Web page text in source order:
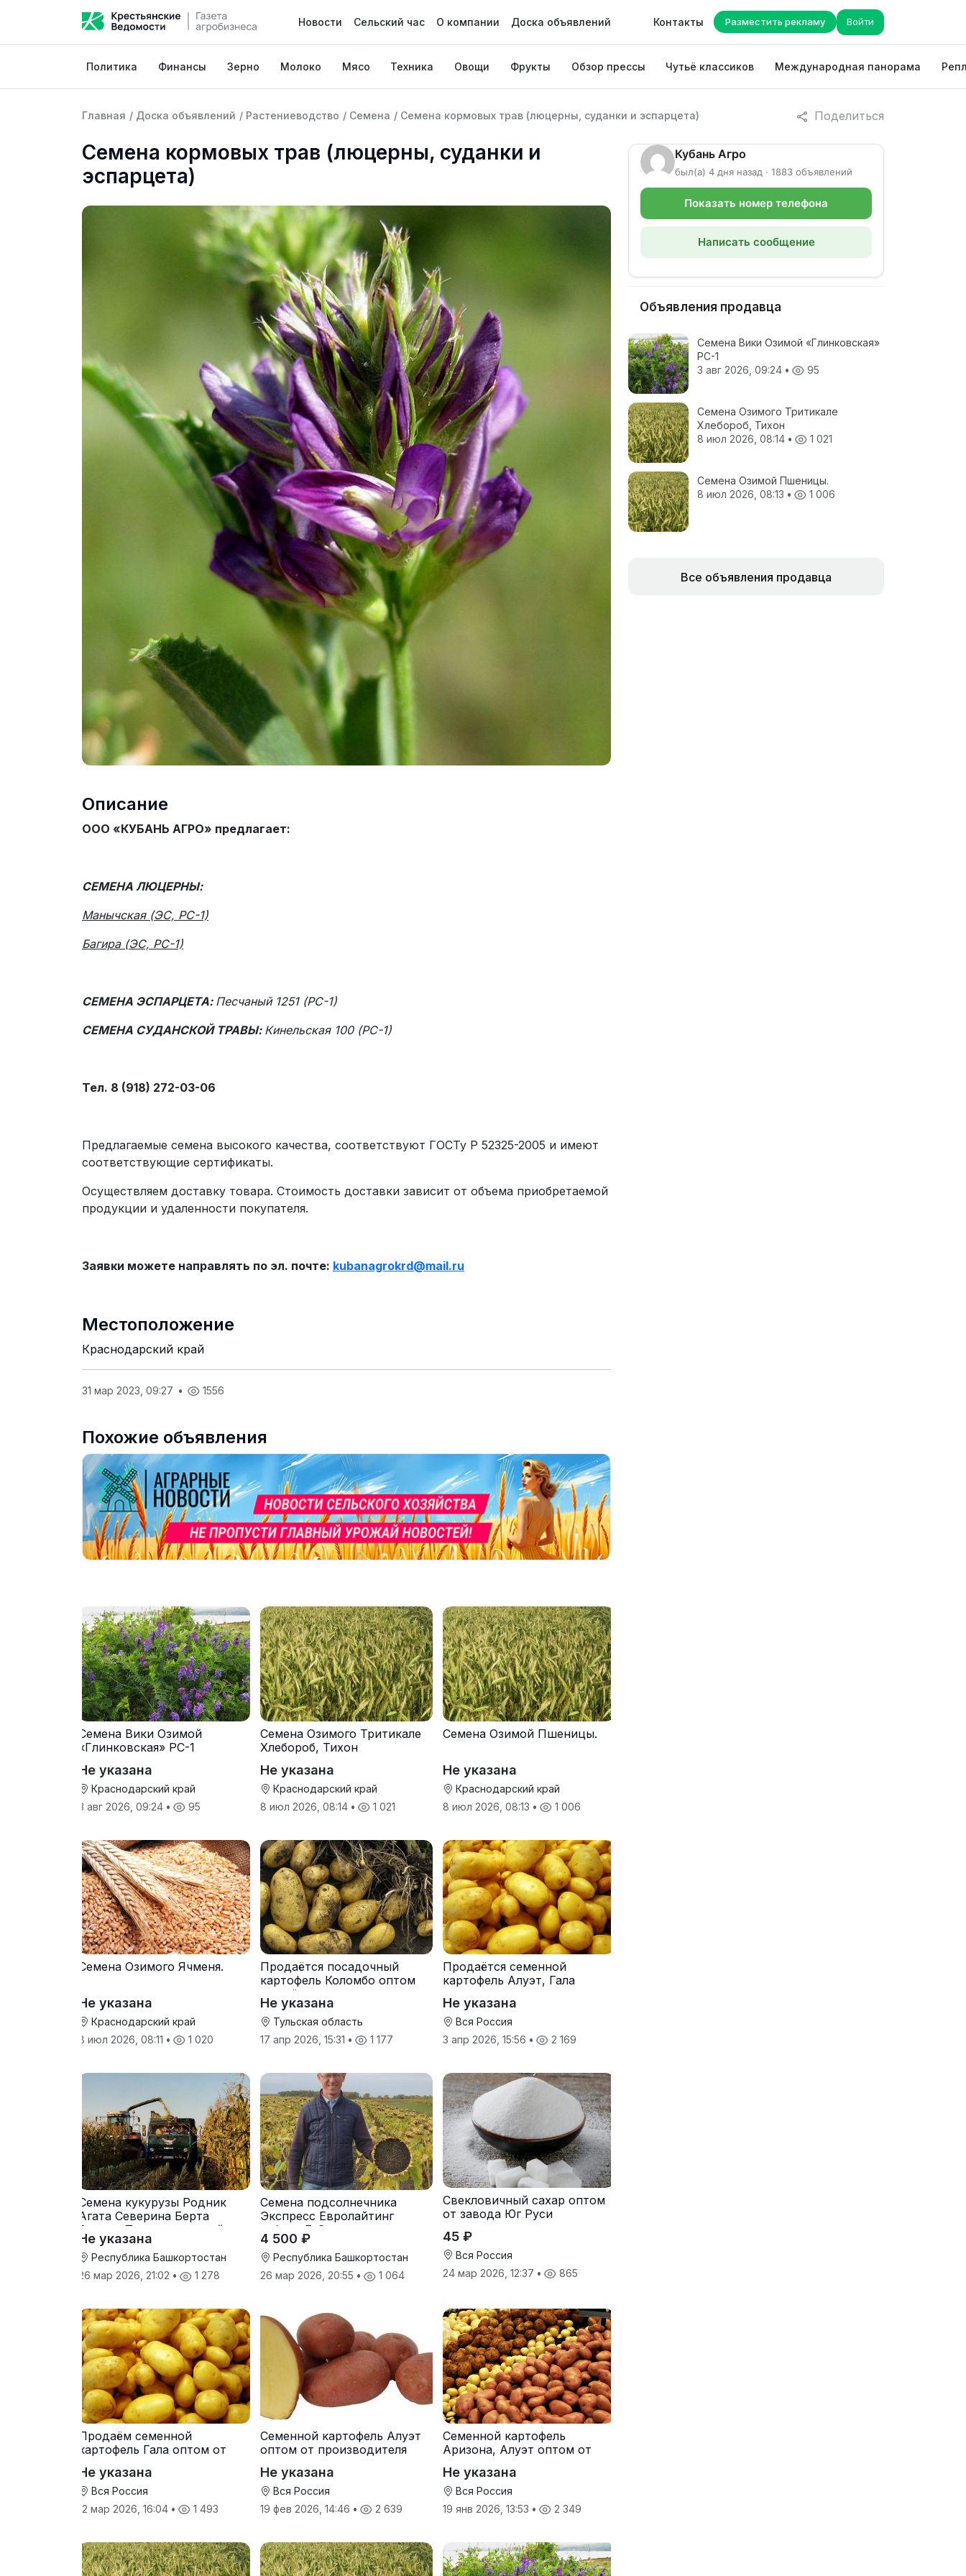
Новости Сельский час О компании Доска объявлений Контакты Разместить рекламу Войти
Политика Финансы Зерно Молоко Мясо Техника Овощи Фрукты Обзор прессы Чутьё классиков Международная панорама
Поделиться
Главная / Доска объявлений / Растениеводство / Семена / Семена кормовых трав (люцерны, суданки и эспарцета)
Семена кормовых трав (люцерны, суданки и
эспарцета)
Описание
ООО «КУБАНЬ АГРО» предлагает:
СЕМЕНА ЛЮЦЕРНЫ:
Манычская (ЭС, РС-1)
Багира (ЭС, РС-1)
СЕМЕНА ЭСПАРЦЕТА: Песчаный 1251 (РС-1)
СЕМЕНА СУДАНСКОЙ ТРАВЫ: Кинельская 100 (РС-1)
Тел. 8 (918) 272-03-06
Предлагаемые семена высокого качества, соответствуют ГОСТу Р 52325-2005 и имеют
соответствующие сертификаты.
Осуществляем доставку товара. Стоимость доставки зависит от объема приобретаемой
продукции и удаленности покупателя.
Заявки можете направлять по эл. почте: kubanagrokrd@mail.ru
Местоположение
Краснодарский край
31 мар 2023, 09:27 • 1556
Похожие объявления
Семена Вики Озимой
«Глинковская» РС-1
Не указана
Краснодарский край
3 авг 2026, 09:24 • 95
Семена Озимого Тритикале
Хлебороб, Тихон
Не указана
Краснодарский край
8 июл 2026, 08:14 • 1 021
Семена Озимой Пшеницы.
Не указана
Краснодарский край
8 июл 2026, 08:13 • 1 006
Семена Озимого Ячменя.
Не указана
Краснодарский край
8 июл 2026, 08:11 • 1 020
Продаётся посадочный
картофель Коломбо оптом
от трёх тонн
Не указана
Тульская область
17 апр 2026, 15:31 • 1 177
Продаётся семенной
картофель Алуэт, Гала
Не указана
Вся Россия
3 апр 2026, 15:56 • 2 169
Семена кукурузы Родник
Агата Северина Берта
Вилора Прохладненский
Дарина Росс Машук
Катерина
Не указана
Республика Башкортостан
26 мар 2026, 21:02 • 1 278
Семена подсолнечника
Экспресс Евролайтинг
гибрид F-G+
4 500 ₽
Республика Башкортостан
26 мар 2026, 20:55 • 1 064
Свекловичный сахар оптом
от завода Юг Руси
45 ₽
Вся Россия
24 мар 2026, 12:37 • 865
Продаём семенной
картофель Гала оптом от
Не указана
Вся Россия
12 мар 2026, 16:04 • 1 493
Семенной картофель Алуэт
оптом от производителя
Не указана
Вся Россия
19 фев 2026, 14:46 • 2 639
Семенной картофель
Аризона, Алуэт оптом от
Не указана
Вся Россия
19 янв 2026, 13:53 • 2 349
Кубань Агро
был(а) 4 дня назад · 1883 объявлений
Показать номер телефона
Написать сообщение
Объявления продавца
Семена Вики Озимой «Глинковская»
РС-1
3 авг 2026, 09:24 • 95
Семена Озимого Тритикале
Хлебороб, Тихон
8 июл 2026, 08:14 • 1 021
Семена Озимой Пшеницы.
8 июл 2026, 08:13 • 1 006
Все объявления продавца